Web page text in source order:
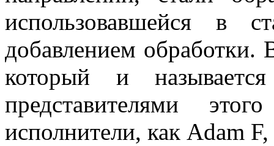
использовавшейся в
добавлением обработки.
который и
представителями
исполнители, как Adam